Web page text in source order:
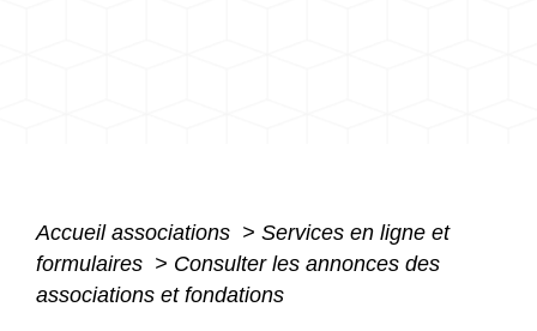
Accueil associations > Services en ligne et
formulaires > Consulter les annonces des
associations et fondations